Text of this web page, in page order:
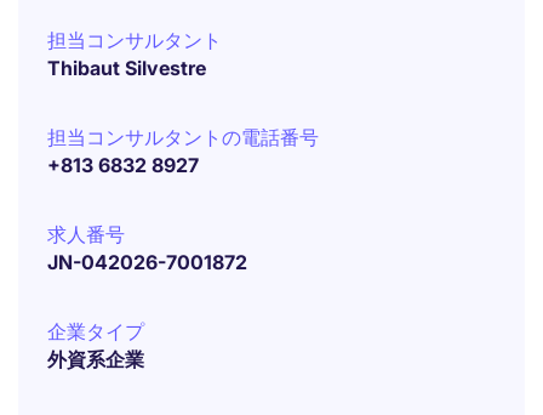
担当コンサルタント
Thibaut Silvestre
担当コンサルタントの電話番号
+813 6832 8927
求人番号
JN-042026-7001872
企業タイプ
外資系企業